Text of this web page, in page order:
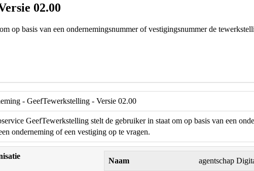
02.00
op basis van een ondernemingsnummer of vestigingsnummer de
- GeefTewerkstelling - Versie 02.00
GeefTewerkstelling stelt de gebruiker in staat om op basis van een
onderneming of een vestiging op te vragen.
Naam agentschap